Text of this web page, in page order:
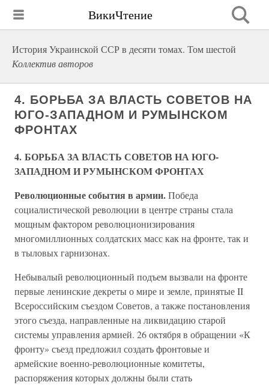
ВикиЧтение
История Украинской ССР в десяти томах. Том шестой
Коллектив авторов
4. БОРЬБА ЗА ВЛАСТЬ СОВЕТОВ НА
ЮГО-ЗАПАДНОМ И РУМЫНСКОМ
ФРОНТАХ
4. БОРЬБА ЗА ВЛАСТЬ СОВЕТОВ НА ЮГО-
ЗАПАДНОМ И РУМЫНСКОМ ФРОНТАХ
Революционные события в армии.Победа
социалистической революции в центре страны стала
мощным фактором революционизирования
многомиллионных солдатских масс как на фронте, так и
в тыловых гарнизонах.
Небывалый революционный подъем вызвали на фронте
первые ленинские декреты о мире и земле, принятые II
Всероссийским съездом Советов, а также постановления
этого съезда, направленные на ликвидацию старой
системы управления армией. 26 октября в обращении «К
фронту» съезд предложил создать фронтовые и
армейские военно-революционные комитеты,
распоряжения которых должны были стать